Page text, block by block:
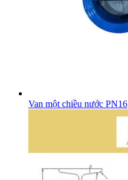
Van một chiều nước PN16